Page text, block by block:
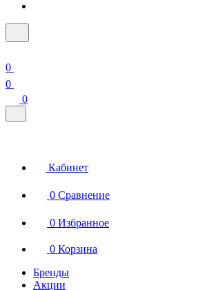
0
0
0
Кабинет
0 Сравнение
0 Избранное
0 Корзина
Бренды
Акции